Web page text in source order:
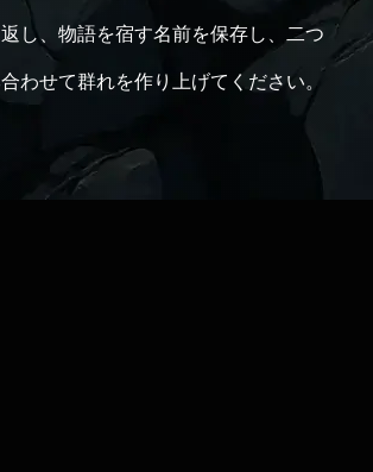
し、物語を宿す名前を保存し、二つ
わせて群れを作り上げてください。